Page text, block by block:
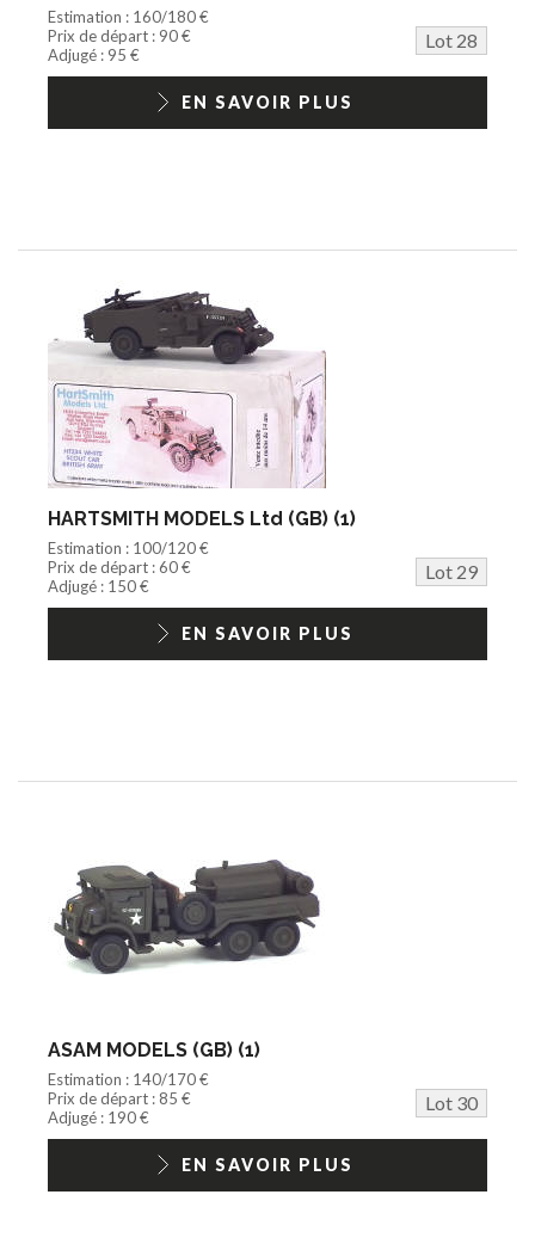
Estimation : 160/180 €
Prix de départ : 90 €
Lot 28
Adjugé : 95 €
EN SAVOIR PLUS
HARTSMITH MODELS Ltd (GB) (1)
Estimation : 100/120 €
Prix de départ : 60 €
Lot 29
Adjugé : 150 €
EN SAVOIR PLUS
ASAM MODELS (GB) (1)
Estimation : 140/170 €
Prix de départ : 85 €
Lot 30
Adjugé : 190 €
EN SAVOIR PLUS